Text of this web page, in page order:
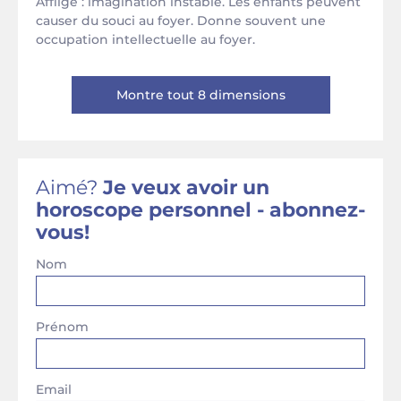
causer du souci au foyer. Donne souvent une
occupation intellectuelle au foyer.
Montre tout 8 dimensions
Aimé? Je veux avoir un
horoscope personnel - abonnez-
vous!
Nom
Prénom
Email